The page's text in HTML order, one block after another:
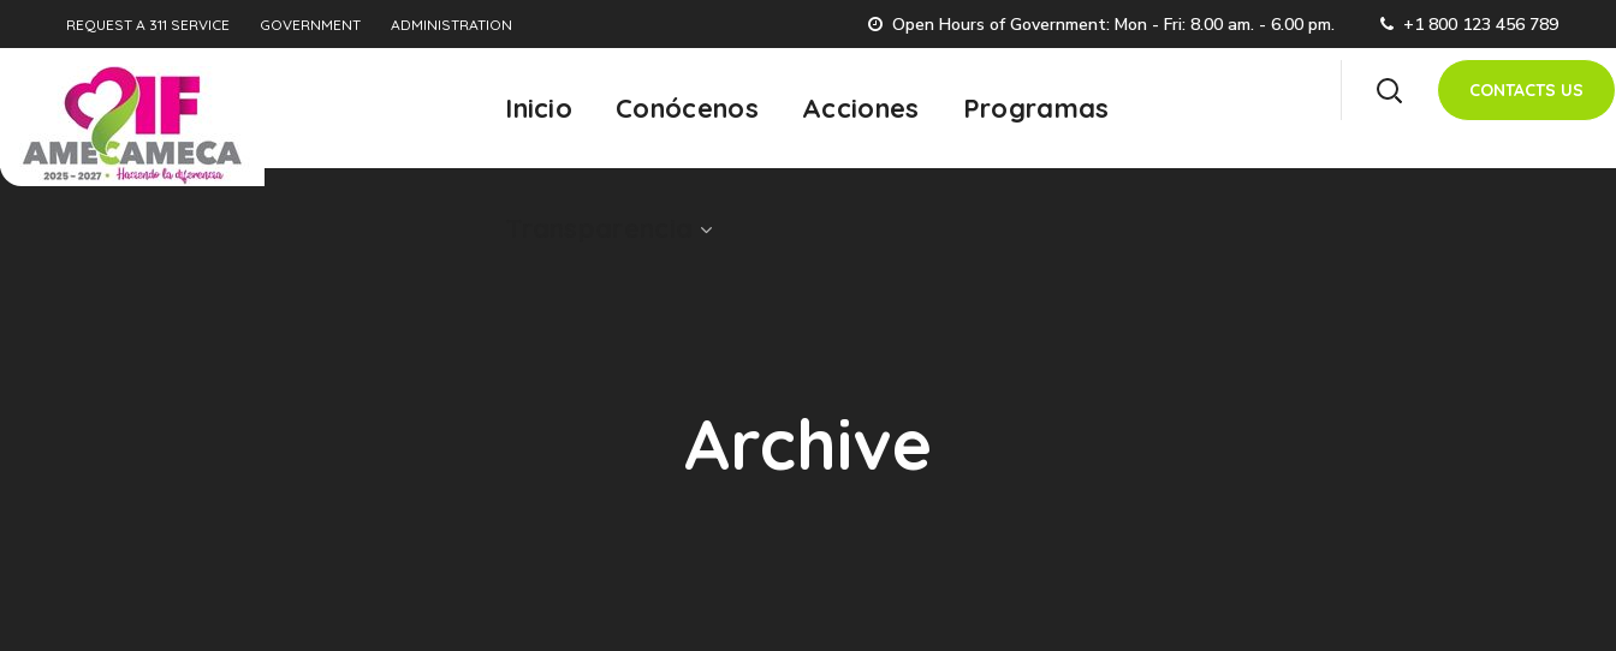
REQUEST A 311 SERVICE GOVERNMENT ADMINISTRATION Open Hours of Government: Mon - Fri: 8.00 am. - 6.00 pm. +1 800 123 456 789
Inicio Conócenos Acciones Programas
CONTACTS US
Archive